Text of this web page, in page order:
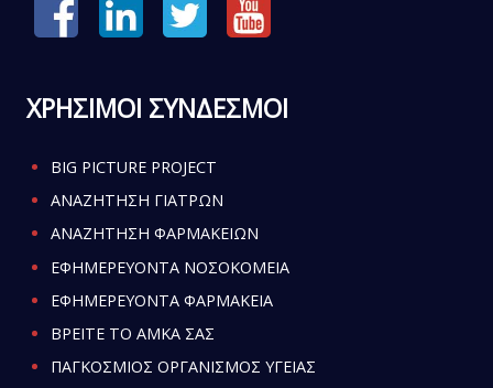
ΧΡΗΣΙΜΟΙ ΣΥΝΔΕΣΜΟΙ
BIG PICTURE PROJECT
ΑΝΑΖΗΤΗΣΗ ΓΙΑΤΡΩΝ
ΑΝΑΖΗΤΗΣΗ ΦΑΡΜΑΚΕΙΩΝ
ΕΦΗΜΕΡΕΥΟΝΤΑ ΝΟΣΟΚΟΜΕΙΑ
ΕΦΗΜΕΡΕΥΟΝΤΑ ΦΑΡΜΑΚΕΙΑ
ΒΡΕΙΤΕ ΤΟ ΑΜΚΑ ΣΑΣ
ΠΑΓΚΟΣΜΙΟΣ ΟΡΓΑΝΙΣΜΟΣ ΥΓΕΙΑΣ